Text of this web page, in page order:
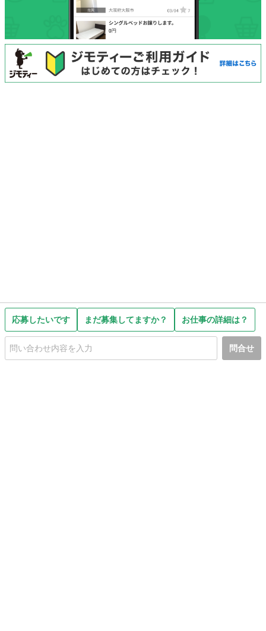
応募したいです まだ募集してますか？ お仕事の詳細は？
問合せ